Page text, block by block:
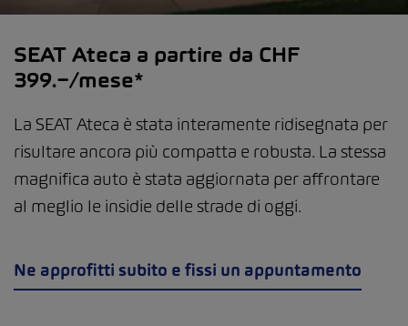
SEAT Ateca a partire da CHF
399.−/mese*
La SEAT Ateca è stata interamente ridisegnata per
risultare ancora più compatta e robusta. La stessa
magnifica auto è stata aggiornata per affrontare
al meglio le insidie delle strade di oggi.
Ne approfitti subito e fissi un appuntamento